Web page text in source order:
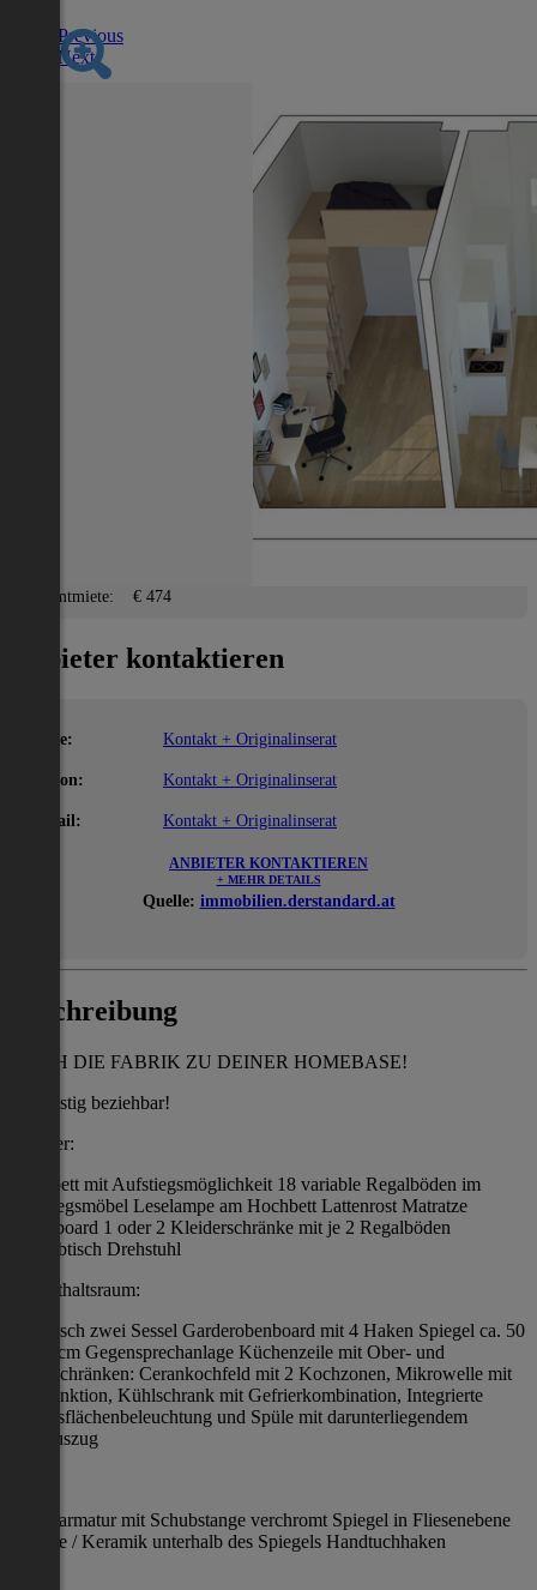
Previous
Next
Gesamtmiete: € 474
Anbieter kontaktieren
Name: Kontakt + Originalinserat
Telefon: Kontakt + Originalinserat
E-Mail: Kontakt + Originalinserat
ANBIETER KONTAKTIEREN
+ MEHR DETAILS
Quelle: immobilien.derstandard.at
Beschreibung
MACH DIE FABRIK ZU DEINER HOMEBASE!
kurzfristig beziehbar!
Zimmer:
Hochbett mit Aufstiegsmöglichkeit 18 variable Regalböden im
Aufstiegsmöbel Leselampe am Hochbett Lattenrost Matratze
Nachtboard 1 oder 2 Kleiderschränke mit je 2 Regalböden
Schreibtisch Drehstuhl
Aufenthaltsraum:
1 Esstisch zwei Sessel Garderobenboard mit 4 Haken Spiegel ca. 50
x 155 cm Gegensprechanlage Küchenzeile mit Ober- und
Unterschränken: Cerankochfeld mit 2 Kochzonen, Mikrowelle mit
Grillfunktion, Kühlschrank mit Gefrierkombination, Integrierte
Arbeitsflächenbeleuchtung und Spüle mit darunterliegendem
Müllauszug
Duscharmatur mit Schubstange verchromt Spiegel in Fliesenebene
Etagere / Keramik unterhalb des Spiegels Handtuchhaken